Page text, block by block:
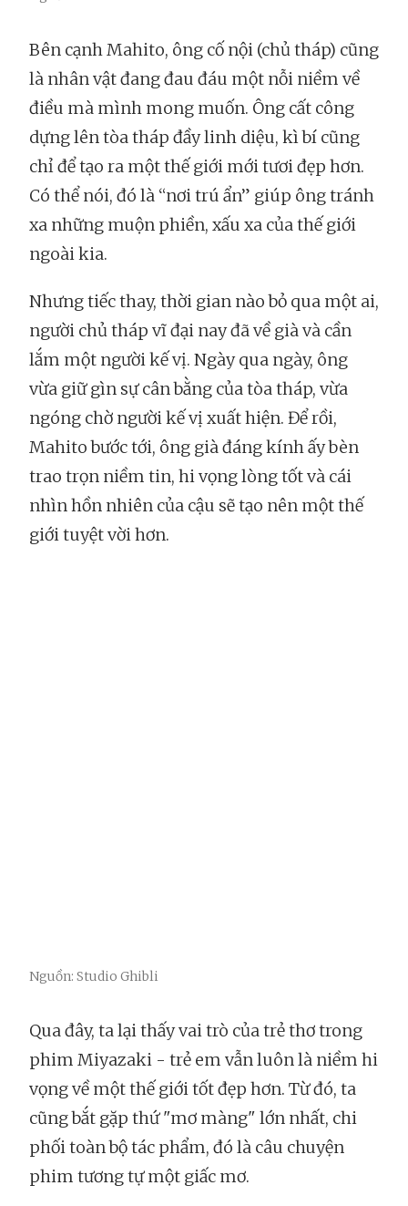
Bên cạnh Mahito, ông cố nội (chủ tháp) cũng
là nhân vật đang đau đáu một nỗi niềm về
điều mà mình mong muốn. Ông cất công
dựng lên tòa tháp đầy linh diệu, kì bí cũng
chỉ để tạo ra một thế giới mới tươi đẹp hơn.
Có thể nói, đó là “nơi trú ẩn” giúp ông tránh
xa những muộn phiền, xấu xa của thế giới
ngoài kia.
Nhưng tiếc thay, thời gian nào bỏ qua một ai,
người chủ tháp vĩ đại nay đã về già và cần
lắm một người kế vị. Ngày qua ngày, ông
vừa giữ gìn sự cân bằng của tòa tháp, vừa
ngóng chờ người kế vị xuất hiện. Để rồi,
Mahito bước tới, ông già đáng kính ấy bèn
trao trọn niềm tin, hi vọng lòng tốt và cái
nhìn hồn nhiên của cậu sẽ tạo nên một thế
giới tuyệt vời hơn.
Nguồn: Studio Ghibli
Qua đây, ta lại thấy vai trò của trẻ thơ trong
phim Miyazaki - trẻ em vẫn luôn là niềm hi
vọng về một thế giới tốt đẹp hơn. Từ đó, ta
cũng bắt gặp thứ "mơ màng" lớn nhất, chi
phối toàn bộ tác phẩm, đó là câu chuyện
phim tương tự một giấc mơ.